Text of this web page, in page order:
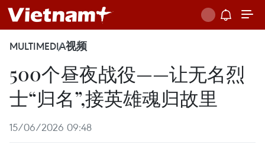
MULTIMEDIA视频
500个昼夜战役——让无名烈
士“归名”,接英雄魂归故里
15/06/2026 09:48